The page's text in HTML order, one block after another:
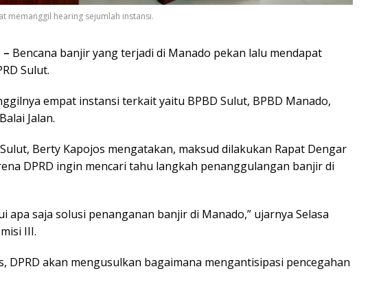
memanggil hearing sejumlah instansi.
– Bencana banjir yang terjadi di Manado pekan lalu mendapat
Sulut.
empat instansi terkait yaitu BPBD Sulut, BPBD Manado,
Jalan.
Berty Kapojos mengatakan, maksud dilakukan Rapat Dengar
DPRD ingin mencari tahu langkah penanggulangan banjir di
apa saja solusi penanganan banjir di Manado,” ujarnya Selasa
III.
DPRD akan mengusulkan bagaimana mengantisipasi pencegahan